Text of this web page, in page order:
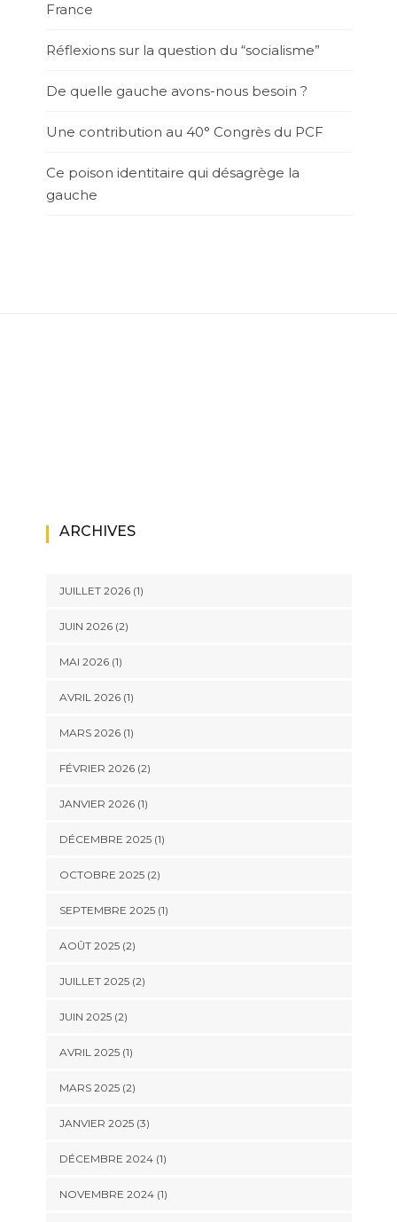
France
Réflexions sur la question du “socialisme”
De quelle gauche avons-nous besoin ?
Une contribution au 40° Congrès du PCF
Ce poison identitaire qui désagrège la
gauche
ARCHIVES
JUILLET 2026(1)
JUIN 2026(2)
MAI 2026(1)
AVRIL 2026(1)
MARS 2026(1)
FÉVRIER 2026(2)
JANVIER 2026(1)
DÉCEMBRE 2025(1)
OCTOBRE 2025(2)
SEPTEMBRE 2025(1)
AOÛT 2025(2)
JUILLET 2025(2)
JUIN 2025(2)
AVRIL 2025(1)
MARS 2025(2)
JANVIER 2025(3)
DÉCEMBRE 2024(1)
NOVEMBRE 2024(1)